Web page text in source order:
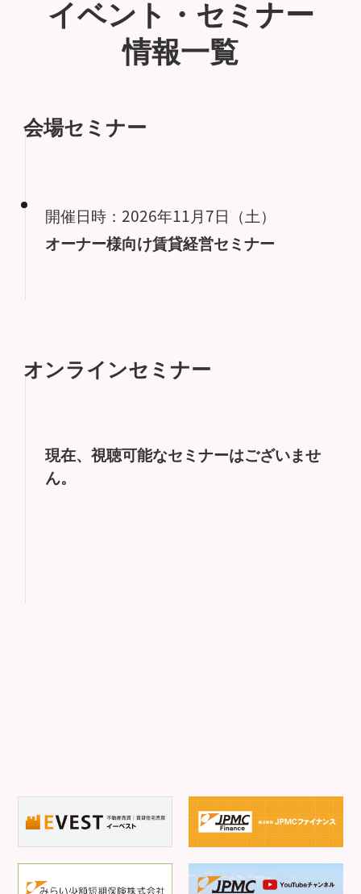
イベント・セミナー
情報一覧
会場セミナー
開催日時：2026年11月7日（土）
オーナー様向け賃貸経営セミナー
オンラインセミナー
現在、視聴可能なセミナーはございませ
ん。